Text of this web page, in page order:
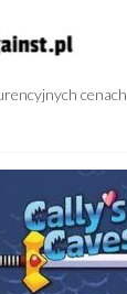
cenach